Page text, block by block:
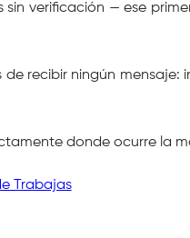
verificación — ese
recibir ningún
donde ocurre la
Trabajas